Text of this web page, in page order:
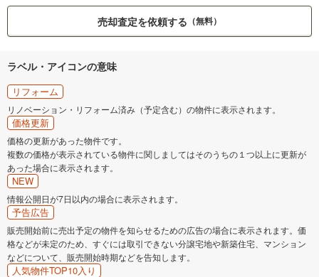
売却査定を依頼する （無料）
ラベル・アイコンの意味
リフォーム
リノベーション・リフォーム済み（予定含む）の物件に表示されます。
価格更新
価格の更新があった物件です。
複数の価格が表示されている物件に関しましてはそのうちの１つ以上に更新が
あった場合に表示されます。
NEW
情報公開日が7日以内の場合に表示されます。
予告広告
販売開始前に売出予定の物件を知らせるための広告の場合に表示されます。価
格などが未定のため、すぐには取引できない分譲宅地や新築住宅、マンション
などについて、販売開始時期などを告知します。
人気物件TOP10入り